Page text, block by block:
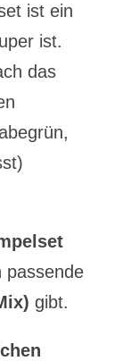
ist ein
ist.
das
passende
gibt.